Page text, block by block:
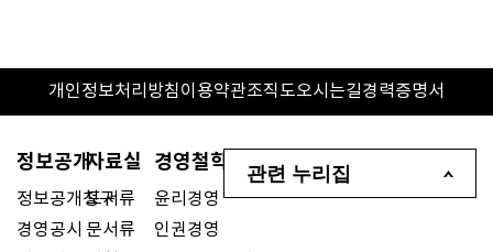
개인정보처리방침이용약관조직도오시는길경력증명서
정보공개
정보공개청구
경영공시
자료실
도서류
문서류
경영철학
윤리경영
인권경영
관련 누리집